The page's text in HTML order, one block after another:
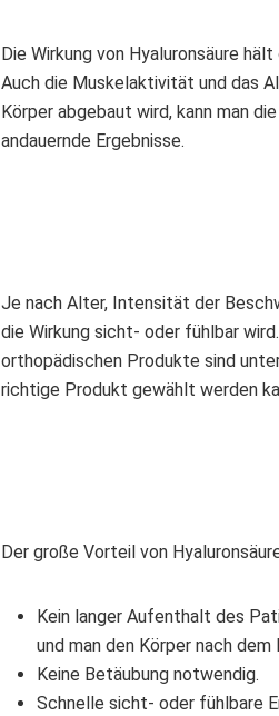
Die Wirkung von Hyaluronsäure
Auch die Muskelaktivität und das
Körper abgebaut wird, kann man
andauernde Ergebnisse.
Je nach Alter, Intensität der
die Wirkung sicht- oder fühlbar
orthopädischen Produkte sind
richtige Produkt gewählt werden
Der große Vorteil von
Kein langer Aufenthalt des
und man den Körper nach
Keine Betäubung notwendig.
Schnelle sicht- oder fühlbare